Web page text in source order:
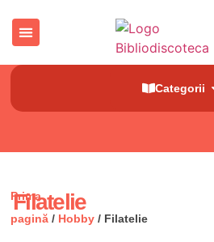
Categorii
Prima
pagină / Hobby / Filatelie
Filatelie